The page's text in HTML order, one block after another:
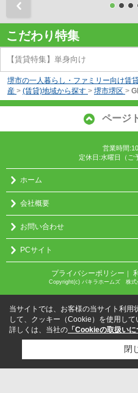
こだわり特集
【賃貸特集】単身向け
堺市の一人暮らし・ファミリー向け
産 > (賃貸)地域から探す > 堺市堺区 >
ページ
営業時間
定休日:水曜日（ご
ホーム
会社概要
お問い合わせ
PCサイト
プライバシーポリシー
Copyright(c) パキラホームズ 株式
当サイトでは、お客様の当サイト利用
して、クッキー（Cookie）を使用して
詳しくは、当社の 「Cookieの取扱いに
閉